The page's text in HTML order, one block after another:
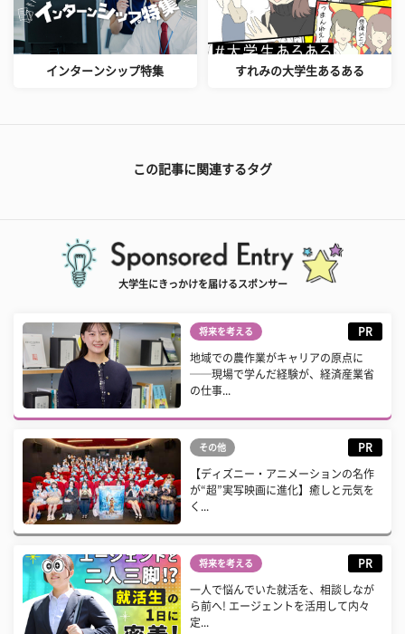
インターンシップ特集 すれみの大学生あるある
この記事に関連するタグ
大学生にきっかけを届けるスポンサー
将来を考える PR
地域での農作業がキャリアの原点に
──現場で学んだ経験が、経済産業省
の仕事...
その他 PR
【ディズニー・アニメーションの名作
が“超”実写映画に進化】癒しと元気を
く...
将来を考える PR
一人で悩んでいた就活を、相談しなが
ら前へ! エージェントを活用して内々
定...